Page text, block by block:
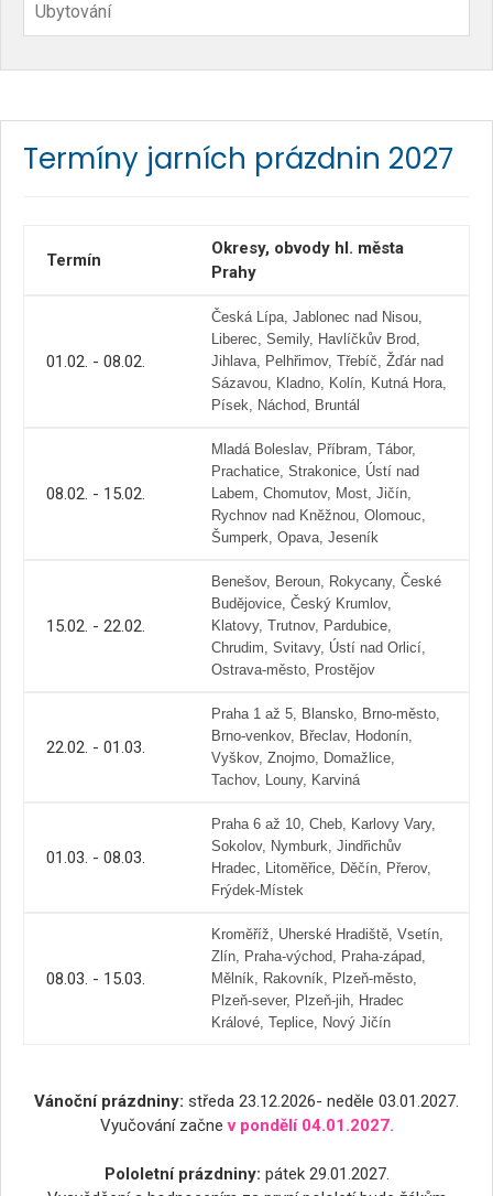
Ubytování
Termíny jarních prázdnin 2027
Termín
Okresy, obvody hl. města
Prahy
01.02. - 08.02.
Česká Lípa, Jablonec nad Nisou,
Liberec, Semily, Havlíčkův Brod,
Jihlava, Pelhřimov, Třebíč, Žďár nad
Sázavou, Kladno, Kolín, Kutná Hora,
Písek, Náchod, Bruntál
08.02. - 15.02.
Mladá Boleslav, Příbram, Tábor,
Prachatice, Strakonice, Ústí nad
Labem, Chomutov, Most, Jičín,
Rychnov nad Kněžnou, Olomouc,
Šumperk, Opava, Jeseník
15.02. - 22.02.
Benešov, Beroun, Rokycany, České
Budějovice, Český Krumlov,
Klatovy, Trutnov, Pardubice,
Chrudim, Svitavy, Ústí nad Orlicí,
Ostrava-město, Prostějov
22.02. - 01.03.
Praha 1 až 5, Blansko, Brno-město,
Brno-venkov, Břeclav, Hodonín,
Vyškov, Znojmo, Domažlice,
Tachov, Louny, Karviná
01.03. - 08.03.
Praha 6 až 10, Cheb, Karlovy Vary,
Sokolov, Nymburk, Jindřichův
Hradec, Litoměřice, Děčín, Přerov,
Frýdek-Místek
08.03. - 15.03.
Kroměříž, Uherské Hradiště, Vsetín,
Zlín, Praha-východ, Praha-západ,
Mělník, Rakovník, Plzeň-město,
Plzeň-sever, Plzeň-jih, Hradec
Králové, Teplice, Nový Jičín
Vánoční prázdniny: středa 23.12.2026- neděle 03.01.2027.
Vyučování začnev pondělí 04.01.2027.
Pololetní prázdniny: pátek 29.01.2027.